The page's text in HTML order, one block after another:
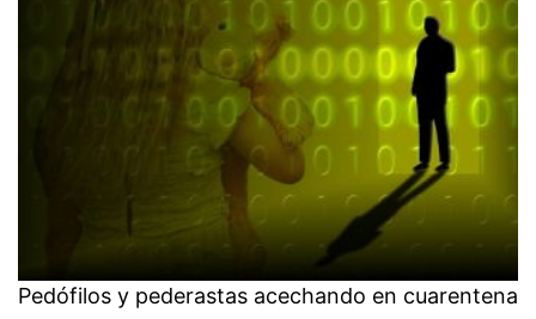
Pedófilos y pederastas acechando en cuarentena